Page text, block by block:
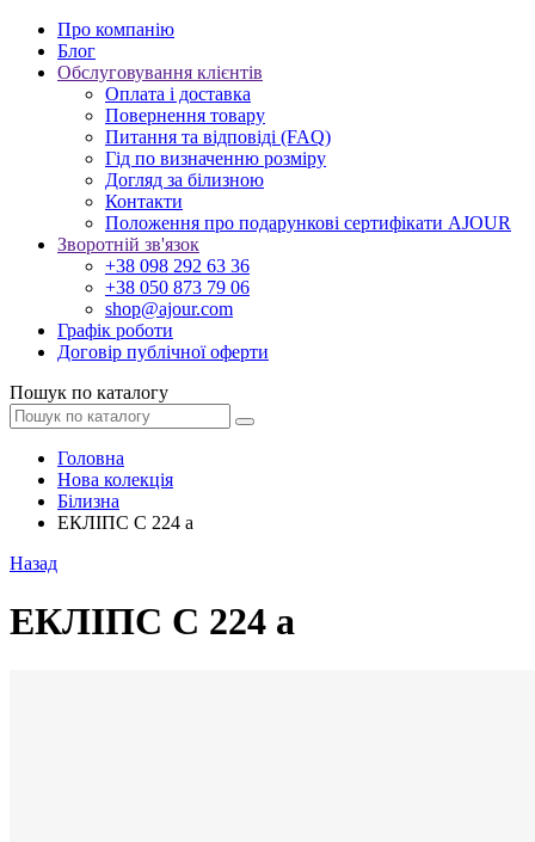
Про компанію
Блог
Обслуговування клієнтів
Оплата і доставка
Повернення товару
Питання та відповіді (FAQ)
Гід по визначенню розміру
Догляд за білизною
Контакти
Положення про подарункові сертифікати AJOUR
Зворотній зв'язок
+38 098 292 63 36
+38 050 873 79 06
shop@ajour.com
Графік роботи
Договір публічної оферти
Пошук по каталогу
Головна
Нова колекція
Білизна
ЕКЛІПС С 224 а
Назад
ЕКЛІПС С 224 а